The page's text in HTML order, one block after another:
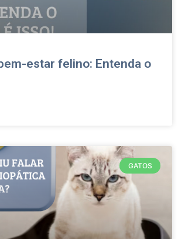
estar felino: Entenda o
GATOS